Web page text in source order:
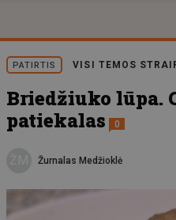
PATIRTIS VISI TEMOS
Briedžiuko lūpa.
patiekalas
0
Žurnalas Medžioklė